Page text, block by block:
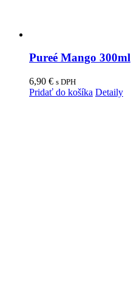
Pureé Mango 300ml
6,90 € s DPH
Pridať do košíka Detaily